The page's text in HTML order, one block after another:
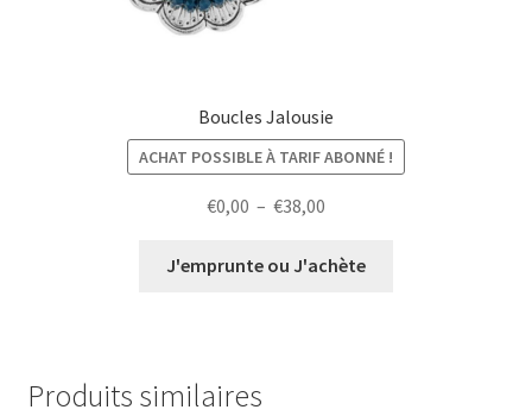
Boucles Jalousie
ACHAT POSSIBLE À TARIF ABONNÉ !
€0,00 – €38,00
prix :
J'emprunte ou J'achète
Produits similaires